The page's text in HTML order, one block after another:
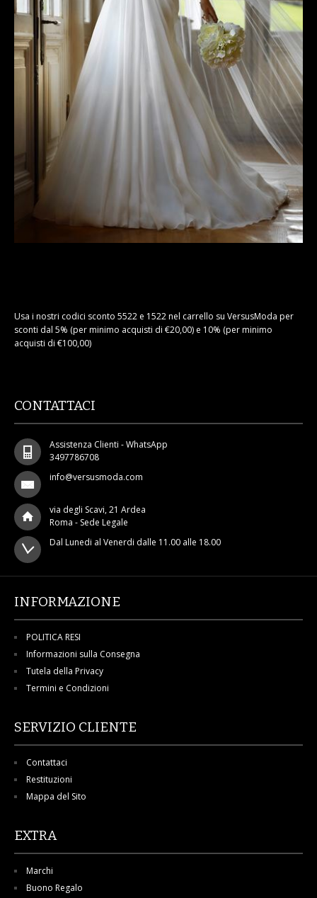
Usa i nostri codici sconto 5522 e 1522 nel carrello su VersusModa per
sconti dal 5% (per minimo acquisti di €20,00) e 10% (per minimo
acquisti di €100,00)
CONTATTACI
Assistenza Clienti - WhatsApp
3497786708
info@versusmoda.com
via degli Scavi, 21 Ardea
Roma - Sede Legale
Dal Lunedi al Venerdi dalle 11.00 alle 18.00
INFORMAZIONE
POLITICA RESI
Informazioni sulla Consegna
Tutela della Privacy
Termini e Condizioni
SERVIZIO CLIENTE
Contattaci
Restituzioni
Mappa del Sito
EXTRA
Marchi
Buono Regalo